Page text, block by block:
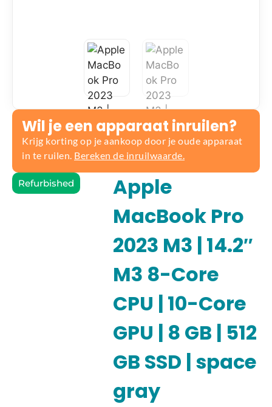
Wil je een apparaat inruilen?
Krijg korting op je aankoop door je oude apparaat
in te ruilen. Bereken de inruilwaarde.
Refurbished
Apple
MacBook Pro
2023 M3 | 14.2″
M3 8-Core
CPU | 10-Core
GPU | 8 GB | 512
GB SSD | space
gray